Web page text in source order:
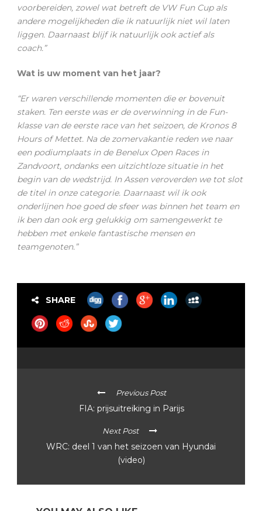
voorbereiden, zowel wat betreft de VW Fun Cup als
andere mogelijkheden die ik natuurlijk niet wil laten
liggen. Daarnaast blijf ik natuurlijk ook actief als
coach.”
Wat is uw moment van het jaar?
“Er waren verschillende momenten die er bovenuit
staken. Ten eerste was er de overwinning in de Fun-
klasse van de eerste race van het seizoen, de Kronos 8
Hours of Mettet. Na de zomervakantie reden we naar
een podiumplaats in de Benelux Open Races in
Zandvoort, ondanks een uitzichtloze situatie in het
begin van de wedstrijd. In Assen veroverden we tot slot
de titel in onze categorie. Daarnaast wil ik ook
onderlijnen hoe goed de sfeer was binnen het team en
ik ben dan ook erg gelukkig om samengewerkt te
hebben met enkele fantastische mensen en
teamgenoten.”
SHARE
Previous Post
FIA: prijsuitreiking in Parijs
Next Post
WRC: deel 1 van het seizoen van Hyundai
(video)